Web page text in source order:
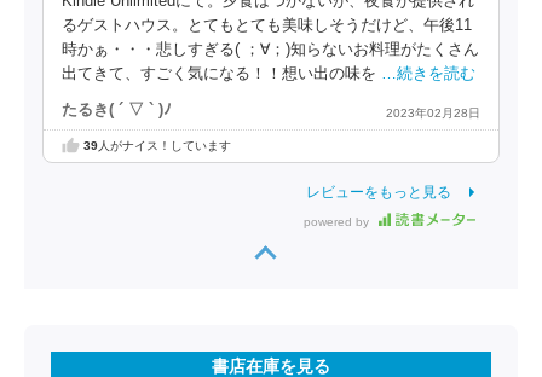
るゲストハウス。とてもとても美味しそうだけど、午後11
時かぁ・・・悲しすぎる( ；∀；)知らないお料理がたくさん
出てきて、すごく気になる！！想い出の味を …続きを読む
たるき( ´ ▽ ` )ﾉ 2023年02月28日
39人がナイス！しています
レビューをもっと見る
powered by
書店在庫を見る